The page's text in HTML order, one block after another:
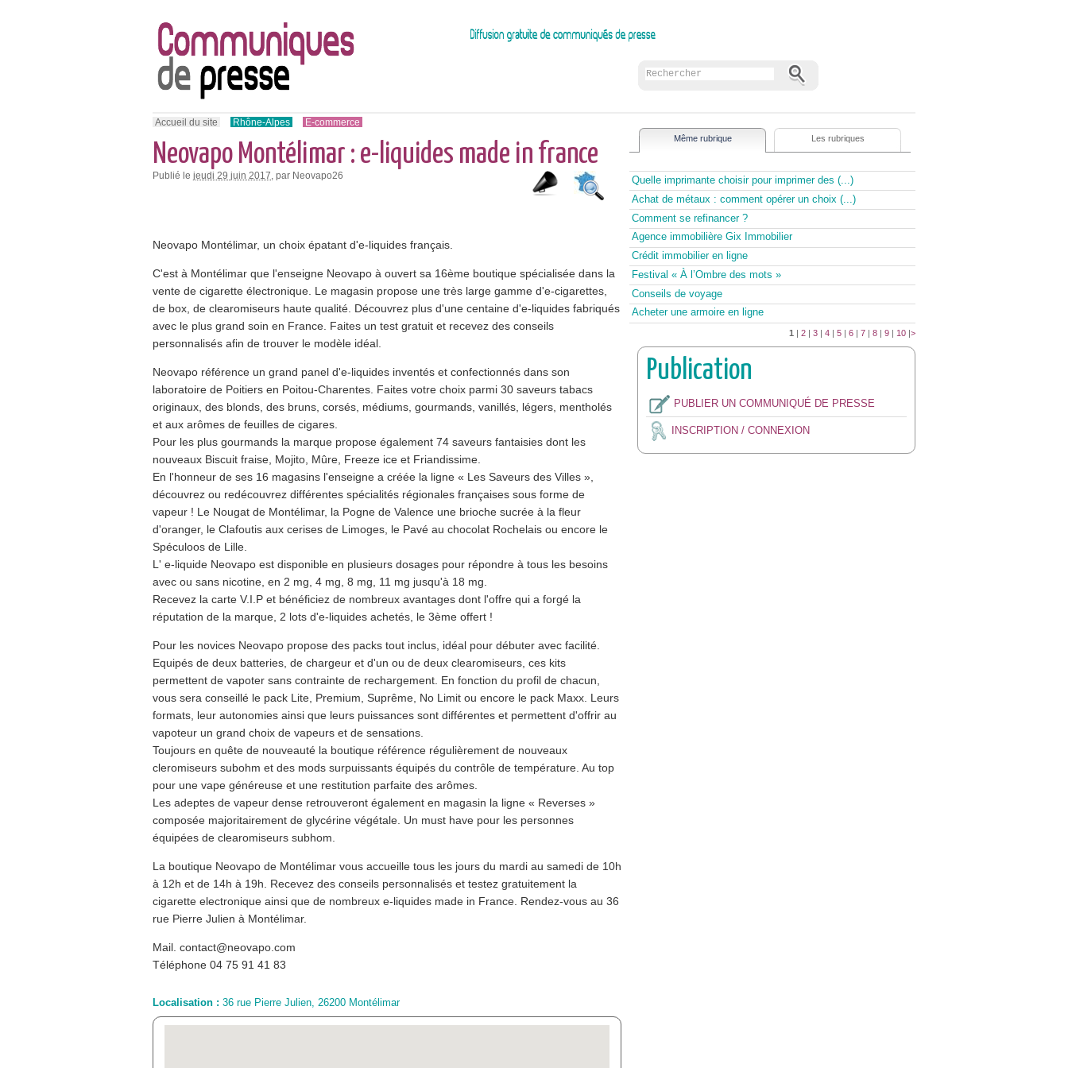
Accueil du site Rhône-Alpes E-commerce
Neovapo Montélimar : e-liquides made in france
Publié le jeudi 29 juin 2017 , par Neovapo26
Neovapo Montélimar, un choix épatant d'e-liquides français.
C'est à Montélimar que l'enseigne Neovapo à ouvert sa 16ème boutique spécialisée dans la
vente de cigarette électronique. Le magasin propose une très large gamme d'e-cigarettes,
de box, de clearomiseurs haute qualité. Découvrez plus d'une centaine d'e-liquides fabriqués
avec le plus grand soin en France. Faites un test gratuit et recevez des conseils
personnalisés afin de trouver le modèle idéal.
Neovapo référence un grand panel d'e-liquides inventés et confectionnés dans son
laboratoire de Poitiers en Poitou-Charentes. Faites votre choix parmi 30 saveurs tabacs
originaux, des blonds, des bruns, corsés, médiums, gourmands, vanillés, légers, mentholés
et aux arômes de feuilles de cigares.
Pour les plus gourmands la marque propose également 74 saveurs fantaisies dont les
nouveaux Biscuit fraise, Mojito, Mûre, Freeze ice et Friandissime.
En l'honneur de ses 16 magasins l'enseigne a créée la ligne « Les Saveurs des Villes »,
découvrez ou redécouvrez différentes spécialités régionales françaises sous forme de
vapeur ! Le Nougat de Montélimar, la Pogne de Valence une brioche sucrée à la fleur
d'oranger, le Clafoutis aux cerises de Limoges, le Pavé au chocolat Rochelais ou encore le
Spéculoos de Lille.
L' e-liquide Neovapo est disponible en plusieurs dosages pour répondre à tous les besoins
avec ou sans nicotine, en 2 mg, 4 mg, 8 mg, 11 mg jusqu'à 18 mg.
Recevez la carte V.I.P et bénéficiez de nombreux avantages dont l'offre qui a forgé la
réputation de la marque, 2 lots d'e-liquides achetés, le 3ème offert !
Pour les novices Neovapo propose des packs tout inclus, idéal pour débuter avec facilité.
Equipés de deux batteries, de chargeur et d'un ou de deux clearomiseurs, ces kits
permettent de vapoter sans contrainte de rechargement. En fonction du profil de chacun,
vous sera conseillé le pack Lite, Premium, Suprême, No Limit ou encore le pack Maxx. Leurs
formats, leur autonomies ainsi que leurs puissances sont différentes et permettent d'offrir au
vapoteur un grand choix de vapeurs et de sensations.
Toujours en quête de nouveauté la boutique référence régulièrement de nouveaux
cleromiseurs subohm et des mods surpuissants équipés du contrôle de température. Au top
pour une vape généreuse et une restitution parfaite des arômes.
Les adeptes de vapeur dense retrouveront également en magasin la ligne « Reverses »
composée majoritairement de glycérine végétale. Un must have pour les personnes
équipées de clearomiseurs subhom.
La boutique Neovapo de Montélimar vous accueille tous les jours du mardi au samedi de 10h
à 12h et de 14h à 19h. Recevez des conseils personnalisés et testez gratuitement la
cigarette electronique ainsi que de nombreux e-liquides made in France. Rendez-vous au 36
rue Pierre Julien à Montélimar.
Mail. contact@neovapo.com
Téléphone 04 75 91 41 83
Localisation : 36 rue Pierre Julien, 26200 Montélimar
Même rubrique Les rubriques
Quelle imprimante choisir pour imprimer des (...)
Achat de métaux : comment opérer un choix (...)
Comment se refinancer ?
Agence immobilière Gix Immobilier
Crédit immobilier en ligne
Festival « À l’Ombre des mots »
Conseils de voyage
Acheter une armoire en ligne
1 | 2 | 3 | 4 | 5 | 6 | 7 | 8 | 9 | 10 |>
Publication
PUBLIER UN COMMUNIQUÉ DE PRESSE
INSCRIPTION / CONNEXION